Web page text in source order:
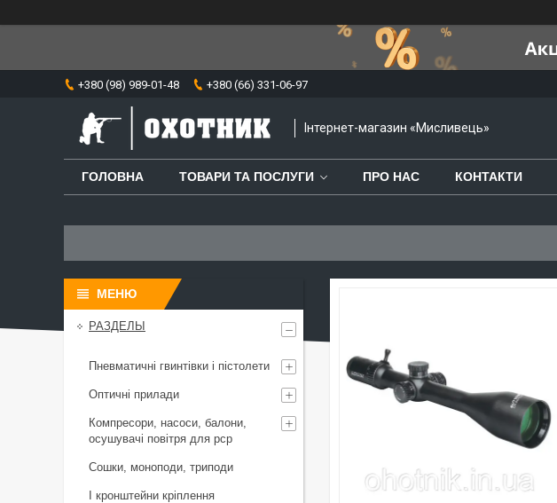
+380 (98) 989-01-48 +380 (66) 331-06-97
⁨Інтернет-магазин «Мисливець»
ГОЛОВНА ТОВАРИ ТА ПОСЛУГИ ПРО НАС КОНТАКТИ
РАЗДЕЛЫ
Пневматичні гвинтівки і пістолети
Оптичні прилади
Компресори, насоси, балони,
осушувачі повітря для рср
Сошки, моноподи, триподи
І кронштейни кріплення